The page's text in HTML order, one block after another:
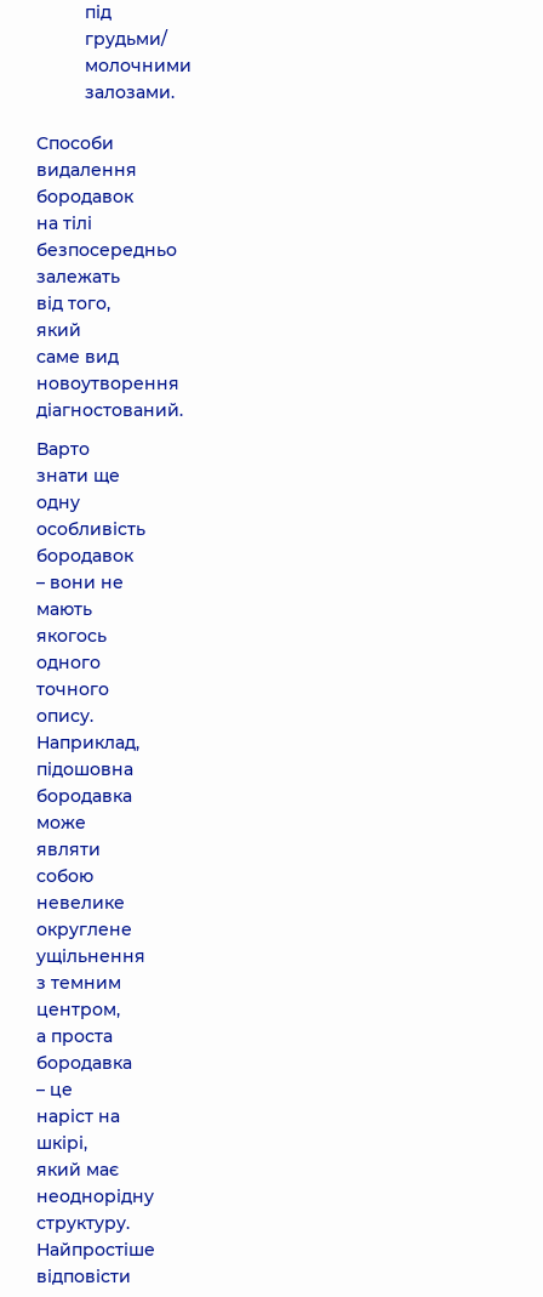
під
грудьми/
молочними
залозами.
Способи
видалення
бородавок
на тілі
безпосередньо
залежать
від того,
який
саме вид
новоутворення
діагностований.
Варто
знати ще
одну
особливість
бородавок
– вони не
мають
якогось
одного
точного
опису.
Наприклад,
підошовна
бородавка
може
являти
собою
невелике
округлене
ущільнення
з темним
центром,
а проста
бородавка
– це
наріст на
шкірі,
який має
неоднорідну
структуру.
Найпростіше
відповісти